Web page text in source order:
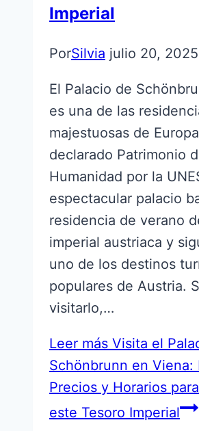
Imperial
PorSilvia julio 20, 2025
El Palacio de
es una de las
majestuosas de
declarado Patrimonio
Humanidad por la
espectacular palacio
residencia de verano
imperial austriaca y
uno de los destinos
populares de Austria.
visitarlo,…
Leer más Visita el
Schönbrunn en Viena:
Precios y Horarios
este Tesoro Imperial